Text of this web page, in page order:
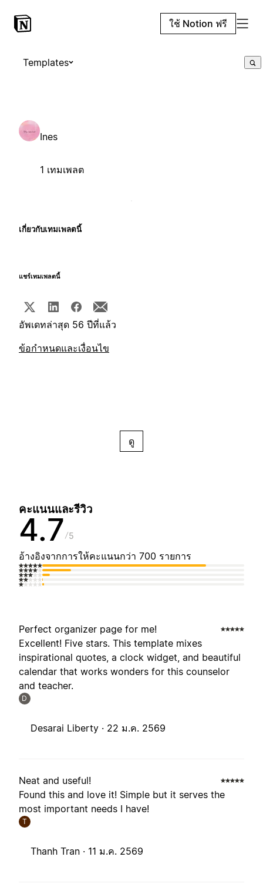
ใช้ Notion ฟรี
Templates
Ines
1 เทมเพลต
เกี่ยวกับเทมเพลตนี้
แชร์เทมเพลตนี้
อัพเดทล่าสุด 56 ปีที่แล้ว
ข้อกำหนดและเงื่อนไข
ดู
คะแนนและรีวิว
4.7 5
อ้างอิงจากการให้คะแนนกว่า 700 รายการ
Perfect organizer page for me!
Excellent! Five stars. This template mixes
inspirational quotes, a clock widget, and beautiful
calendar that works wonders for this counselor
and teacher.
D
Desarai Liberty · 22 ม.ค. 2569
Neat and useful!
Found this and love it! Simple but it serves the
most important needs I have!
T
Thanh Tran · 11 ม.ค. 2569